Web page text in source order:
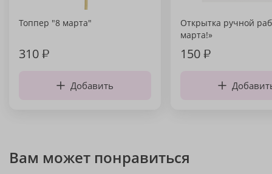
Топпер "8 марта"
310₽
Добавить
Открытка ручной
марта!»
150₽
Вам может понравиться